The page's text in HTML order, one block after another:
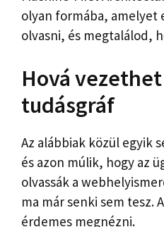
olyan formába, amelyet
olvasni, és megtalálod,
Hová
tudásgráf
Az alábbiak közül egyik
és azon múlik, hogy az
olvassák a
ma már senki sem tesz.
érdemes megnézni.